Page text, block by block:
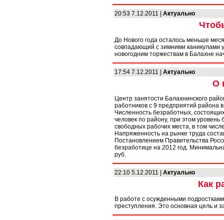
20:53 7.12.2011 | Актуально
До Нового года осталось меньше
совпадающий с зимними каникулами
новогодним торжествам в Балахне
17:54 7.12.2011 | Актуально
О
Центр занятости Балахнинского
работников с 9 предприятий района
Численность безработных,
человек по району, при этом
свободных рабочих места, в том
Напряженность на рынке труда
Постановлением Правительства
безработице на 2012 год.
руб.
22:10 5.12.2011 | Актуально
Как
В работе с осужденными
преступления. Это основная цель и